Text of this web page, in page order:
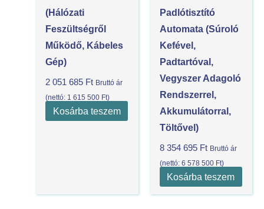
(Hálózati
Feszültségről
Működő, Kábeles
Gép)
2 051 685 Ft Bruttó ár
(nettó: 1 615 500 Ft)
Kosárba teszem
Padlótisztító
Automata (súroló
Kefével,
Padtartóval,
Vegyszer Adagoló
Rendszerrel,
Akkumulátorral,
Töltővel)
8 354 695 Ft Bruttó ár
(nettó: 6 578 500 Ft)
Kosárba teszem